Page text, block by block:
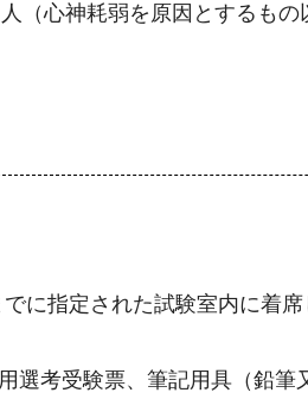
（心神耗弱を原因とするもの
に指定された試験室内に着席
考受験票、筆記用具（鉛筆